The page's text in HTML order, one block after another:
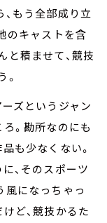
もう全部成り立
のキャストを含
と積ませて、競技
ズというジャン
。勘所なのにも
も少なくない。
、そのスポーツ
風になっちゃっ
ど、競技かるた